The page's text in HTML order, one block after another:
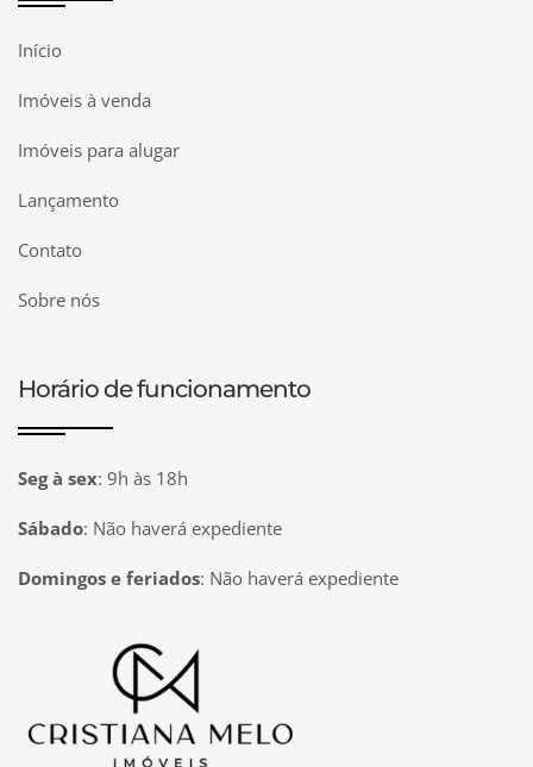
Início
Imóveis à venda
Imóveis para alugar
Lançamento
Contato
Sobre nós
Horário de funcionamento
Seg à sex: 9h às 18h
Sábado: Não haverá expediente
Domingos e feriados: Não haverá expediente
Página inicial